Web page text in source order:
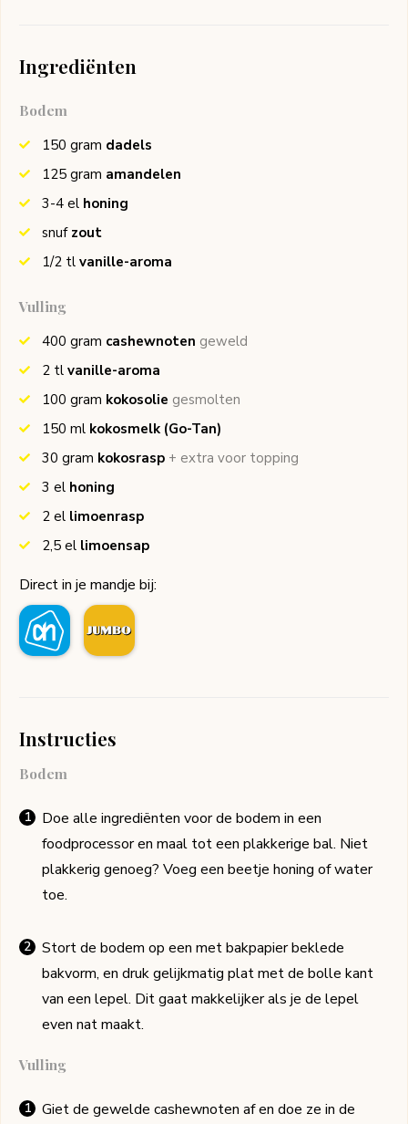
Ingrediënten
Bodem
150 gram dadels
125 gram amandelen
3-4 el honing
snuf zout
1/2 tl vanille-aroma
Vulling
400 gram cashewnoten geweld
2 tl vanille-aroma
100 gram kokosolie gesmolten
150 ml kokosmelk (Go-Tan)
30 gram kokosrasp + extra voor topping
3 el honing
2 el limoenrasp
2,5 el limoensap
Direct in je mandje bij:
Instructies
Bodem
Doe alle ingrediënten voor de bodem in een
foodprocessor en maal tot een plakkerige bal. Niet
plakkerig genoeg? Voeg een beetje honing of water
toe.
Stort de bodem op een met bakpapier beklede
bakvorm, en druk gelijkmatig plat met de bolle kant
van een lepel. Dit gaat makkelijker als je de lepel
even nat maakt.
Vulling
Giet de gewelde cashewnoten af en doe ze in de